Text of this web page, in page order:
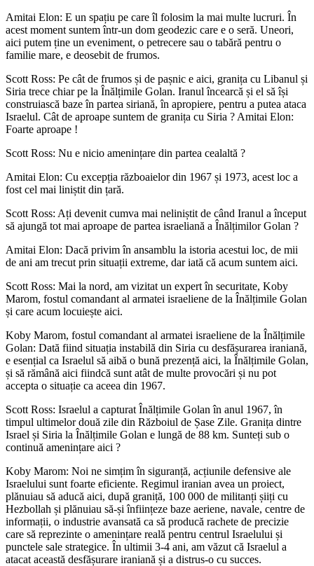
Amitai Elon: E un spațiu pe care îl folosim la mai multe lucruri. În
acest moment suntem într-un dom geodezic care e o seră. Uneori,
aici putem ține un eveniment, o petrecere sau o tabără pentru o
familie mare, e deosebit de frumos.
Scott Ross: Pe cât de frumos și de pașnic e aici, granița cu Libanul și
Siria trece chiar pe la Înălțimile Golan. Iranul încearcă și el să își
construiască baze în partea siriană, în apropiere, pentru a putea ataca
Israelul. Cât de aproape suntem de granița cu Siria ? Amitai Elon:
Foarte aproape !
Scott Ross: Nu e nicio amenințare din partea cealaltă ?
Amitai Elon: Cu excepția războaielor din 1967 și 1973, acest loc a
fost cel mai liniștit din țară.
Scott Ross: Ați devenit cumva mai neliniștit de când Iranul a început
să ajungă tot mai aproape de partea israeliană a Înălțimilor Golan ?
Amitai Elon: Dacă privim în ansamblu la istoria acestui loc, de mii
de ani am trecut prin situații extreme, dar iată că acum suntem aici.
Scott Ross: Mai la nord, am vizitat un expert în securitate, Koby
Marom, fostul comandant al armatei israeliene de la Înălțimile Golan
și care acum locuiește aici.
Koby Marom, fostul comandant al armatei israeliene de la Înălțimile
Golan: Dată fiind situația instabilă din Siria cu desfășurarea iraniană,
e esențial ca Israelul să aibă o bună prezență aici, la Înălțimile Golan,
și să rămână aici fiindcă sunt atât de multe provocări și nu pot
accepta o situație ca aceea din 1967.
Scott Ross: Israelul a capturat Înălțimile Golan în anul 1967, în
timpul ultimelor două zile din Războiul de Șase Zile. Granița dintre
Israel și Siria la Înălțimile Golan e lungă de 88 km. Sunteți sub o
continuă amenințare aici ?
Koby Marom: Noi ne simțim în siguranță, acțiunile defensive ale
Israelului sunt foarte eficiente. Regimul iranian avea un proiect,
plănuiau să aducă aici, după graniță, 100 000 de militanți șiiți cu
Hezbollah și plănuiau să-și înființeze baze aeriene, navale, centre de
informații, o industrie avansată ca să producă rachete de precizie
care să reprezinte o amenințare reală pentru centrul Israelului și
punctele sale strategice. În ultimii 3-4 ani, am văzut că Israelul a
atacat această desfășurare iraniană și a distrus-o cu succes.